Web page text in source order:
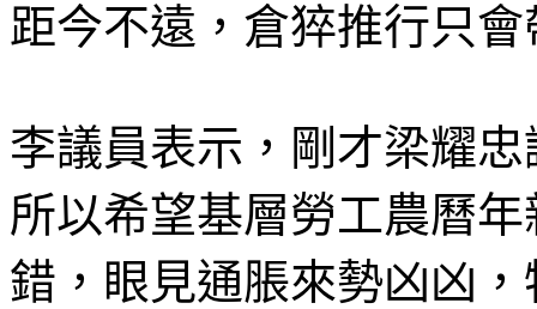
距今不遠，倉猝推行只
李議員表示，剛才梁耀
所以希望基層勞工農曆
錯，眼見通脹來勢凶凶